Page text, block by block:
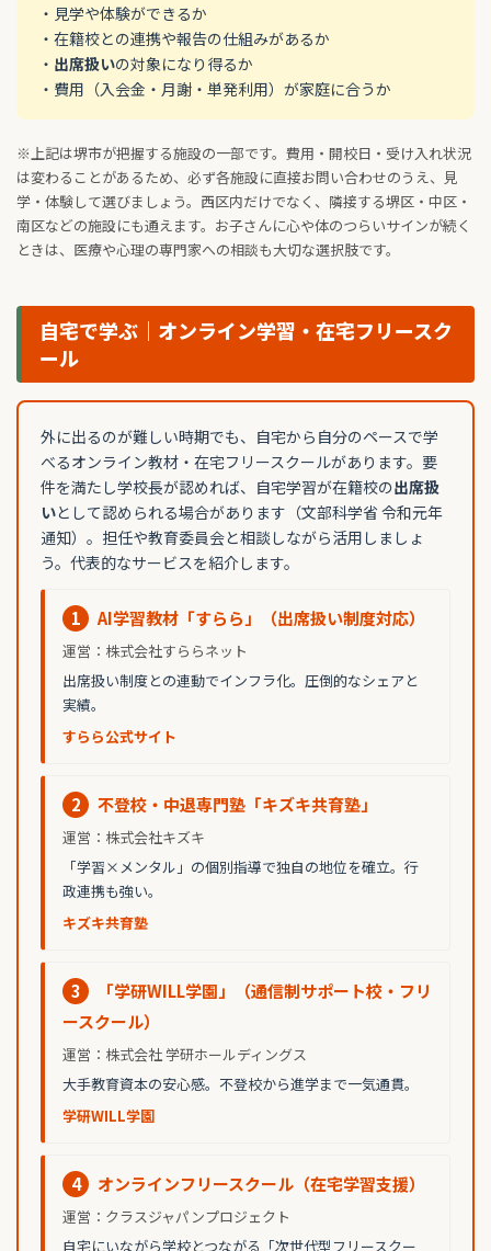
・見学や体験ができるか
・在籍校との連携や報告の仕組みがあるか
・ 出席扱いの対象になり得るか
・費用（入会金・月謝・単発利用）が家庭に合うか
※上記は堺市が把握する施設の一部です。費用・開校日・受け入れ状況
は変わることがあるため、必ず各施設に直接お問い合わせのうえ、見
学・体験して選びましょう。西区内だけでなく、隣接する堺区・中区・
南区などの施設にも通えます。お子さんに心や体のつらいサインが続く
ときは、医療や心理の専門家への相談も大切な選択肢です。
自宅で学ぶ｜オンライン学習・在宅フリースク
ール
外に出るのが難しい時期でも、自宅から自分のペースで学
べるオンライン教材・在宅フリースクールがあります。要
件を満たし学校長が認めれば、自宅学習が在籍校の出席扱
いとして認められる場合があります（文部科学省 令和元年
通知）。担任や教育委員会と相談しながら活用しましょ
う。代表的なサービスを紹介します。
1 AI学習教材「すらら」（出席扱い制度対応）
運営：株式会社すららネット
出席扱い制度との連動でインフラ化。圧倒的なシェアと
実績。
すらら公式サイト
2 不登校・中退専門塾「キズキ共育塾」
運営：株式会社キズキ
「学習×メンタル」の個別指導で独自の地位を確立。行
政連携も強い。
キズキ共育塾
3
「学研WILL学園」（通信制サポート校・フリ
ースクール）
運営：株式会社 学研ホールディングス
大手教育資本の安心感。不登校から進学まで一気通貫。
学研WILL学園
4 オンラインフリースクール（在宅学習支援）
運営：クラスジャパンプロジェクト
自宅にいながら学校とつながる「次世代型フリースクー